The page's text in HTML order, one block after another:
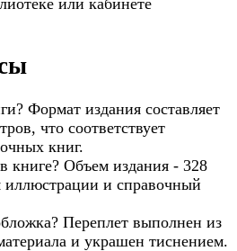
Формат издания составляет
что соответствует
книг.
книге? Объем издания - 328
иллюстрации и справочный
Переплет выполнен из
и украшен тиснением.